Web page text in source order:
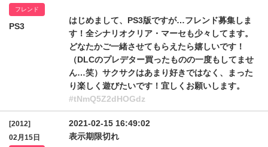
フレンド
PS3
はじめまして、PS3版ですが…フレンド募集しま
す！全シナリオクリア・マーセも少々してます。
どなたかご一緒させてもらえたら嬉しいです！
（DLCのプレデター買ったものの一度もしてませ
ん…笑）サクサクはあまり好きではなく、まった
り楽しく遊びたいです！宜しくお願いします。
#tNmQ5Z2dHOGdz
[2012]
02月15日
2021-02-15 16:49:02
表示期限切れ